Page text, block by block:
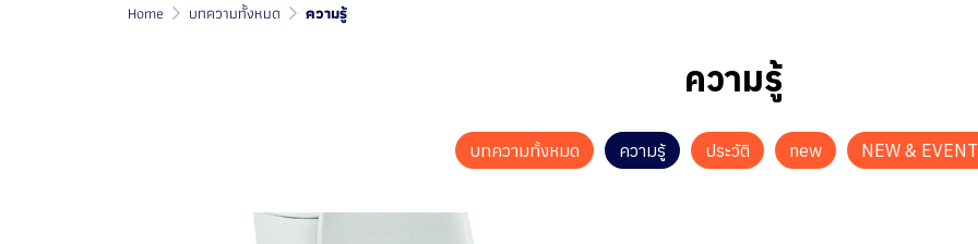
Home บทความทั้งหมด ความรู้
ความรู้
บทความทั้งหมด ความรู้ ประวัติ new NEW &